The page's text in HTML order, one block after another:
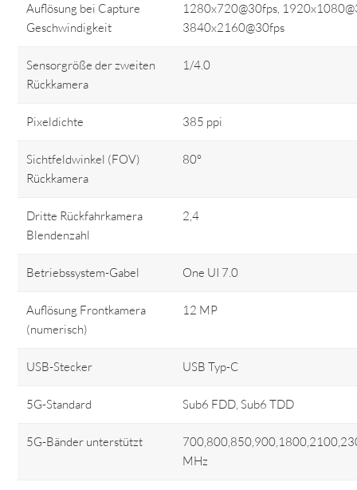
Auflösung bei Capture
Geschwindigkeit
1280x720@30fps,
3840x2160@30fps
Sensorgröße der zweiten
Rückkamera
1/4.0
Pixeldichte 385 ppi
Sichtfeldwinkel (FOV)
Rückkamera
80°
Dritte Rückfahrkamera
Blendenzahl
2,4
Betriebssystem-Gabel One UI 7.0
Auflösung Frontkamera
(numerisch)
12 MP
USB-Stecker USB Typ-C
5G-Standard Sub6 FDD, Sub6 TDD
5G-Bänder unterstützt
MHz